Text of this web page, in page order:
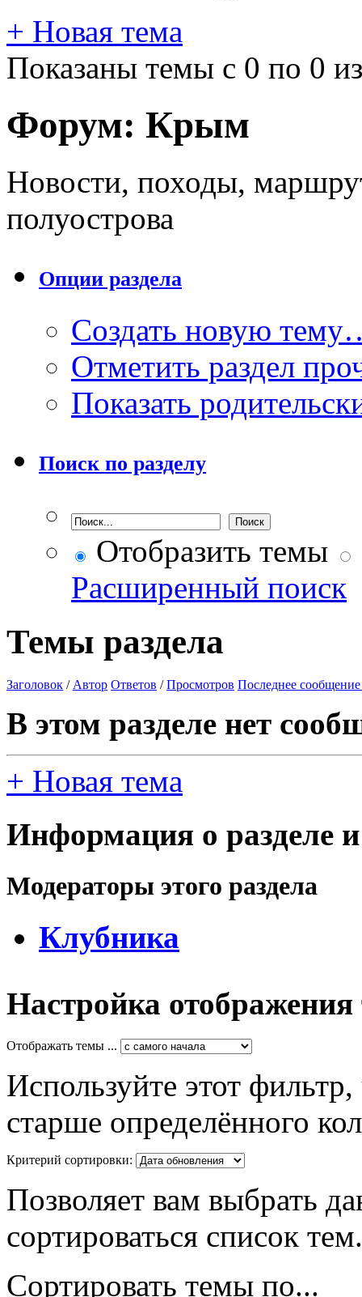
+ Новая тема
Показаны темы с 0 по 0
Форум: Крым
Новости, походы,
полуострова
Опции раздела
Создать новую
Отметить раздел
Показать
Поиск по разделу
Отобразить темы
Расширенный поиск
Темы раздела
Заголовок / Автор Ответов /Просмотров Последнее сообщение
В этом разделе нет
+ Новая тема
Информация о разделе
Модераторы этого раздела
Клубника
Настройка отображения
Отображать темы ...
Используйте этот
старше определённого
Критерий сортировки:
Позволяет вам выбрать
сортироваться список тем.
Сортировать темы по...